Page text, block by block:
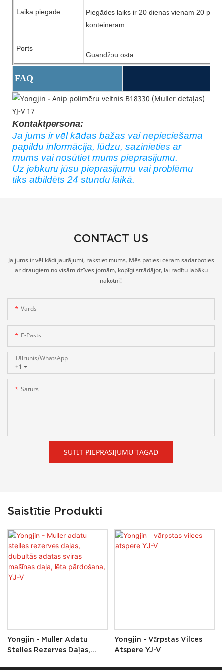
Laika piegāde
Piegādes laiks ir 20 dienas vienam 20
konteineram
Ports
Guandžou osta.
FAQ
Kontaktpersona:
Ja jums ir vēl kādas bažas vai nepieciešama
papildu informācija, lūdzu, sazinieties ar
mums vai nosūtiet mums pieprasījumu.
Uz jebkuru jūsu pieprasījumu vai problēmu
tiks atbildēts 24 stundu laikā.
CONTACT US
Ja jums ir vēl kādi jautājumi, rakstiet mums. Mēs patiesi ceram sadarboties
ar draugiem no visām dzīves jomām, kopīgi strādājot, lai radītu labāku
nākotni!
Vārds
E-Pasts
+1
Tālrunis/WhatsApp
Saturs
SŪTĪT PIEPRASĪJUMU TAGAD
Saistītie Produkti
Yongjin - Muller Adatu
Stelles Rezerves Daļas,
Yongjin - Vārpstas Vilces
Atspere YJ-V